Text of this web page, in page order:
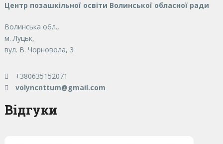
Центр позашкільної освіти Волинської обласної ради
Волинська обл.,
м. Луцьк,
вул. В. Чорновола, 3
+380635152071
volyncnttum@gmail.com
Відгуки